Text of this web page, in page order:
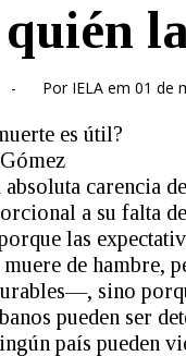
- Por IELA em 01 de
es útil?
absoluta carencia
a su falta
las
de hambre,
sino
pueden ser
país pueden